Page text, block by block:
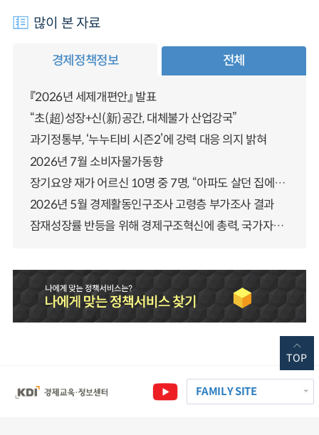
많이 본 자료
경제정책정보 전체
『2026년 세제개편안』 발표
“초(超)성장+신(新)공간, 대체불가 산업강국”
과기정통부, ‘누누티비 시즌2’에 강력 대응 의지 밝혀
2026년 7월 소비자물가동향
장기요양 재가 어르신 10명 중 7명, “아파도 살던 집에서 살겠다” 「2025년 장기요양실태조사」 결과 발표
2026년 5월 경제활동인구조사 고령층 부가조사 결과
잠재성장률 반등을 위해 경제구조혁신에 총력, 국가자산 관리체계 대전환
FAMILY SITE
TOP